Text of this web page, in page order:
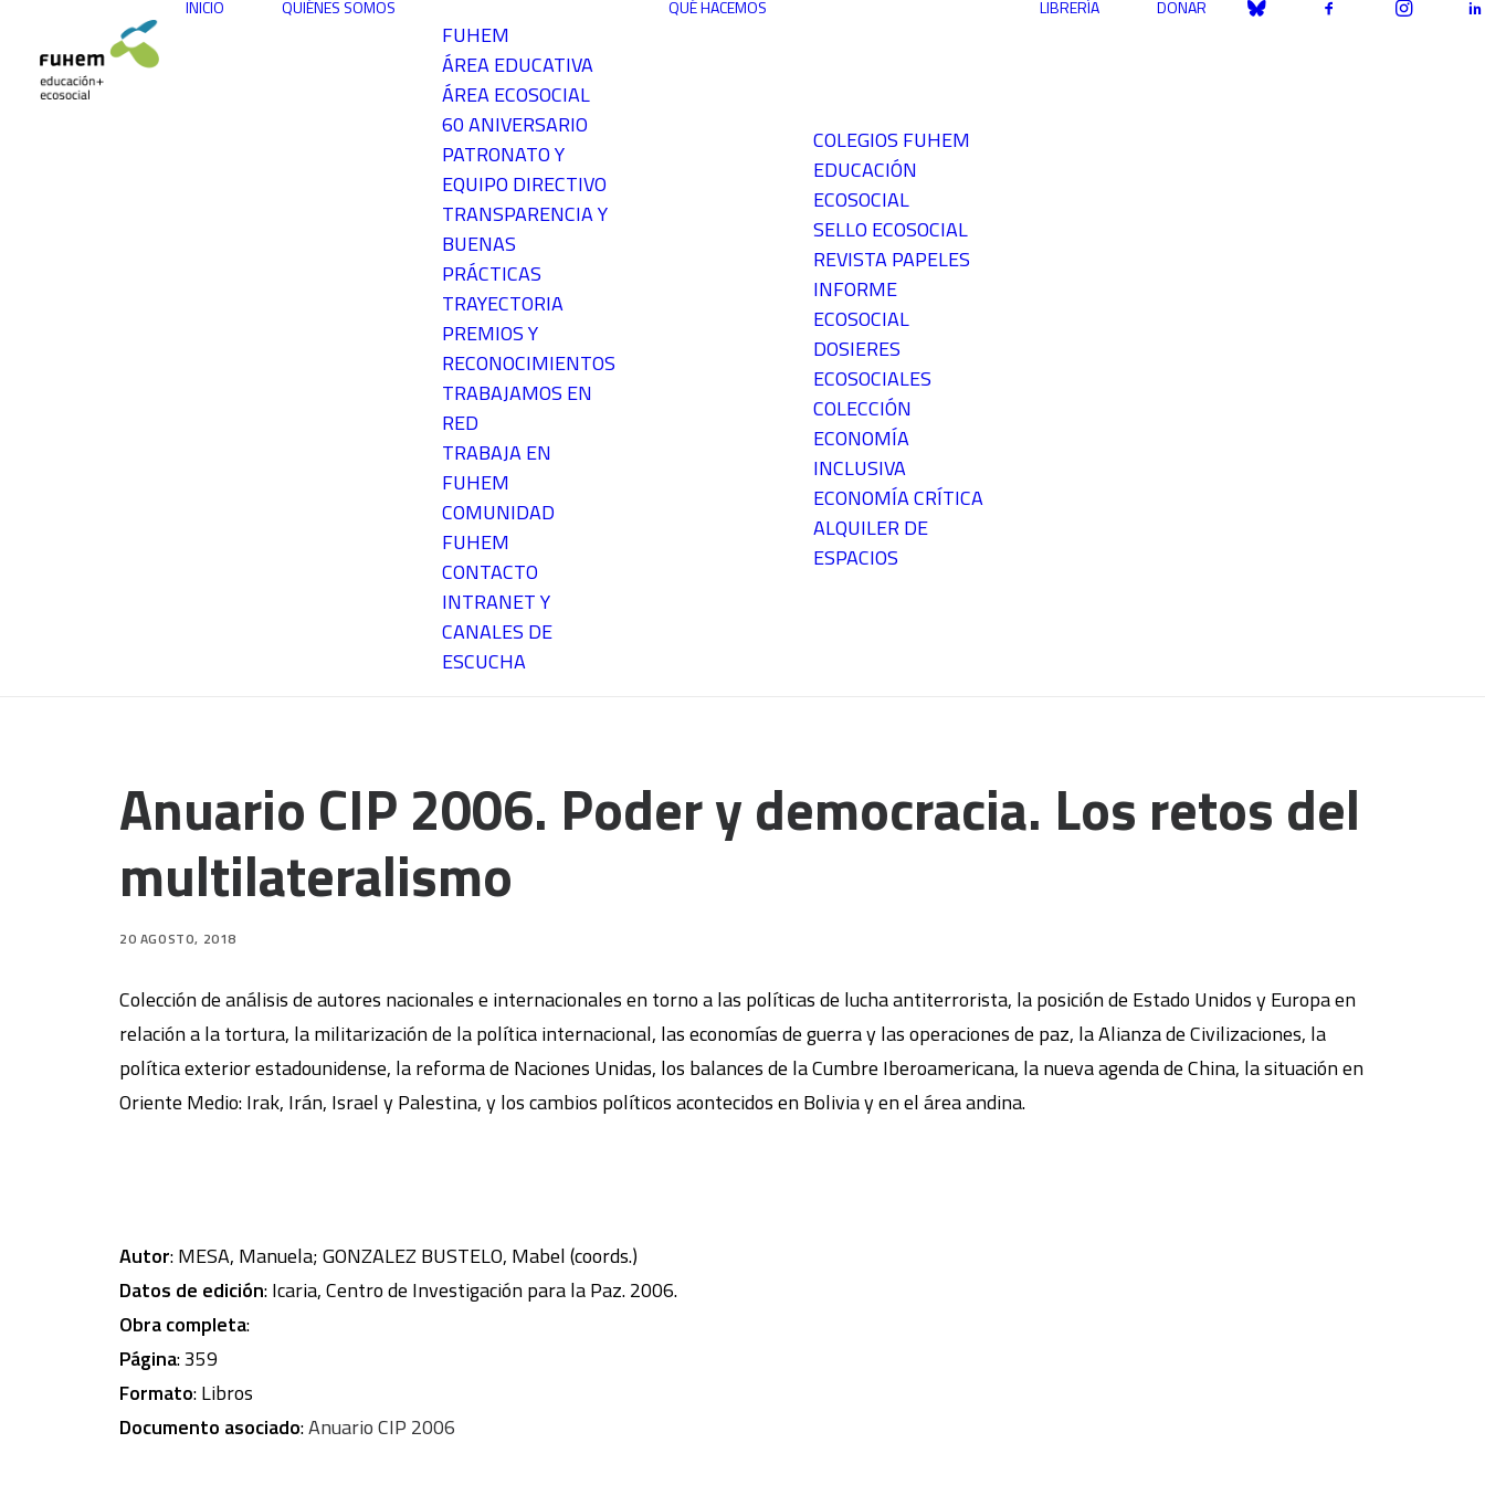
INICIO QUIÉNES SOMOS
FUHEM
ÁREA EDUCATIVA
ÁREA ECOSOCIAL
60 ANIVERSARIO
PATRONATO Y
EQUIPO DIRECTIVO
TRANSPARENCIA Y
BUENAS
PRÁCTICAS
TRAYECTORIA
PREMIOS Y
RECONOCIMIENTOS
TRABAJAMOS EN
RED
TRABAJA EN
FUHEM
COMUNIDAD
FUHEM
CONTACTO
INTRANET Y
CANALES DE
ESCUCHA
QUÉ HACEMOS
COLEGIOS FUHEM
EDUCACIÓN
ECOSOCIAL
SELLO ECOSOCIAL
REVISTA PAPELES
INFORME
ECOSOCIAL
DOSIERES
ECOSOCIALES
COLECCIÓN
ECONOMÍA
INCLUSIVA
ECONOMÍA CRÍTICA
ALQUILER DE
ESPACIOS
LIBRERÍA DONAR
Anuario CIP 2006. Poder y democracia. Los retos del
multilateralismo
20 AGOSTO, 2018
Colección de análisis de autores nacionales e internacionales en torno a las políticas de lucha antiterrorista, la posición de Estado Unidos y Europa en
relación a la tortura, la militarización de la política internacional, las economías de guerra y las operaciones de paz, la Alianza de Civilizaciones, la
política exterior estadounidense, la reforma de Naciones Unidas, los balances de la Cumbre Iberoamericana, la nueva agenda de China, la situación en
Oriente Medio: Irak, Irán, Israel y Palestina, y los cambios políticos acontecidos en Bolivia y en el área andina.
Autor: MESA, Manuela; GONZALEZ BUSTELO, Mabel (coords.)
Datos de edición: Icaria, Centro de Investigación para la Paz. 2006.
Obra completa:
Página: 359
Formato: Libros
Documento asociado:Anuario CIP 2006